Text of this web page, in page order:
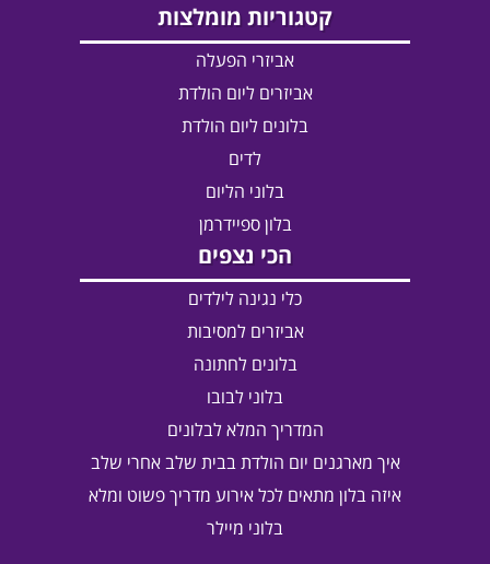
קטגוריות מומלצות
אביזרי הפעלה
אביזרים ליום הולדת
בלונים ליום הולדת
לדים
בלוני הליום
בלון ספיידרמן
הכי נצפים
כלי נגינה לילדים
אביזרים למסיבות
בלונים לחתונה
בלוני לבובו
המדריך המלא לבלונים
איך מארגנים יום הולדת בבית שלב אחרי שלב
איזה בלון מתאים לכל אירוע מדריך פשוט ומלא
בלוני מיילר